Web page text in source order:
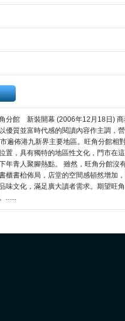
分館 新裝開幕 (2006年12月18日)
優質並富時代感的閱讀內容作主調，
遍佈港九新界主要地區。旺角分館相
置，具有獨特的地區性文化，門市在
年青人聚腳熱點。 雖然，旺角分館沒
櫃書枱佈局，店堂的空間感頓然增加
味文化，滿足廣大讀者需求。期望旺
......